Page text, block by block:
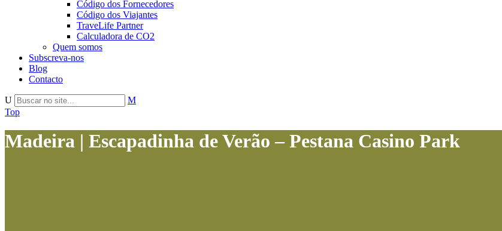
Código dos Fornecedores
Código dos Viajantes
TraveLife Partner
Calculadora de CO2
Quem somos
Subscreva-nos
Blog
Contacto
Top
Madeira | Escapadinha de Verão – Pestana Casino Park